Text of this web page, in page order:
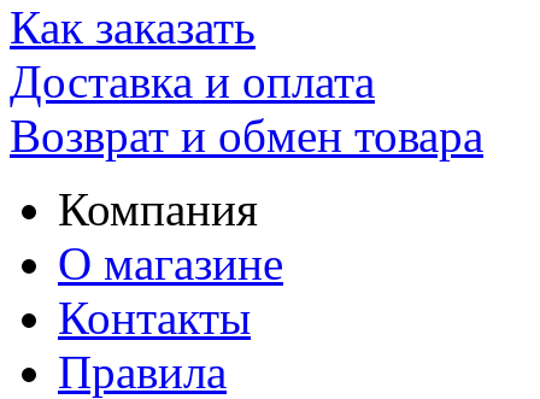
Как заказать
Доставка и оплата
Возврат и обмен товара
Компания
О магазине
Контакты
Правила